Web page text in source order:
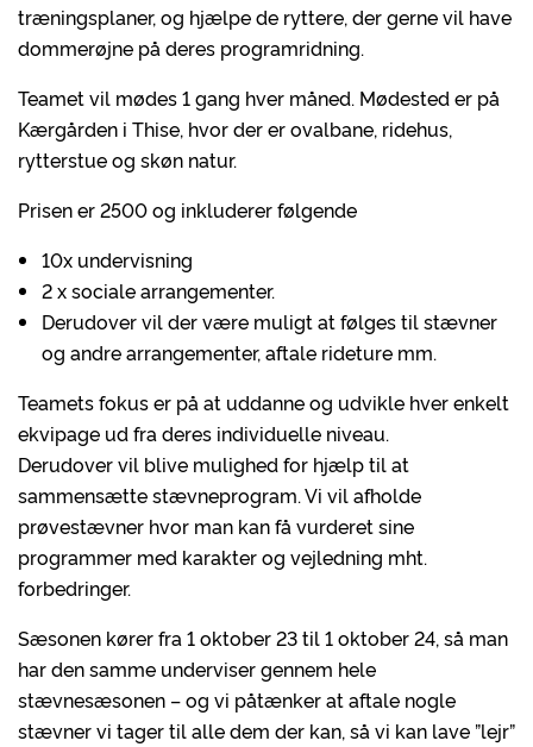
træningsplaner, og hjælpe de ryttere, der gerne vil have
dommerøjne på deres programridning.
Teamet vil mødes 1 gang hver måned. Mødested er på
Kærgården i Thise, hvor der er ovalbane, ridehus,
rytterstue og skøn natur.
Prisen er 2500 og inkluderer følgende
10x undervisning
2 x sociale arrangementer.
Derudover vil der være muligt at følges til stævner
og andre arrangementer, aftale rideture mm.
Teamets fokus er på at uddanne og udvikle hver enkelt
ekvipage ud fra deres individuelle niveau.
Derudover vil blive mulighed for hjælp til at
sammensætte stævneprogram. Vi vil afholde
prøvestævner hvor man kan få vurderet sine
programmer med karakter og vejledning mht.
forbedringer.
Sæsonen kører fra 1 oktober 23 til 1 oktober 24, så man
har den samme underviser gennem hele
stævnesæsonen – og vi påtænker at aftale nogle
stævner vi tager til alle dem der kan, så vi kan lave ”lejr”